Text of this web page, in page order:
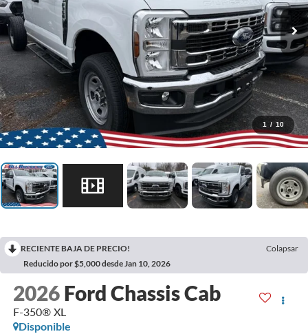
1 / 10
RECIENTE BAJA DE PRECIO!
Colapsar
Reducido por $5,000 desde Jan 10, 2026
2026 Ford Chassis Cab
F-350® XL
Disponible